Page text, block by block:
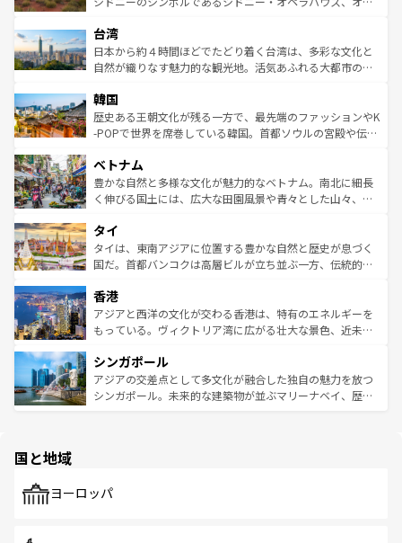
ならではの贅沢な旅のスタイルだ。 なお、新着のアメリカ
情報はコンテンツ一覧を参照してほしい。
れるおもてなしの心で訪れる人々を迎えてくれるハワイの
人々、おいしいローカルフードやハワイアンミュージッ
ク、伝統的なフラダンスなど、すべてがハワイの魅力を彩
ワイを、存分に味わってほしい。 なお、新着のハワイ情報
はコンテンツ一覧を参照してほしい。
リアリーフや大陸中央部にそびえるウルル（エアーズロッ
ク）、タスマニアの美しい原生林やケアンズの熱帯雨林な
ど、見どころがたくさん。また、カフェやワイン、オージ
いる。アクティビティも充実しており、サーフィンやダイ
ビング、ハイキングなど、アウトドア好きにはたまらな
い。オーストラリアの多彩な魅力を存分に味わいつくそ
参照してほしい。
台湾
日本から約４時間ほどでたどり着く台湾は、多彩な文化と
自然が織りなす魅力的な観光地。活気あふれる大都市の台
ン）、静ひつな山岳地帯である台湾東部など、都市の喧騒
と山間の静けさが共存しており、訪れる人に新しい発見と
驚きをもたらしてくれる。また、奥深い台湾の食文化も魅
容にもいいと評判のスイーツなど、バラエティ豊かな料理
が味わえる。 なお、新着の台湾情報は コンテンツ一覧を参
照してほしい。
韓国
歴史ある王朝文化が残る一方で、最先端のファッションやK
-POPで世界を席巻している韓国。首都ソウルの宮殿や伝統
き、地方に足を延ばせば四季折々の自然美を楽しむことが
できる。そして、キムチや焼肉、絶品のストリートフード
まで、さまざまな韓国料理が待っている。夜には、韓国な
リティに包まれながら、韓国の多彩な魅力を心ゆくまで味
わってみてほしい。 なお、新着の韓国情報はコンテンツ一
覧を参照してほしい。
ベトナム
豊かな自然と多様な文化が魅力的なベトナム。南北に細長
く伸びる国土には、広大な田園風景や青々とした山々、世
急速な発展と共に伝統が息づく。ハノイの古い町並みやホ
ーチミン市のフランス統治時代の建物も、独特の雰囲気を
醸し出している。また、バラエティの豊かさとおいしさで
とつ。フォーやバインミー、ベトナムコーヒーなどは、ぜ
ひ現地で味わいたい。どの地域を訪れてもあたたかい人々
が旅行者を迎えてくれるので、きっと忘れられない旅にな
参照してほしい。
タイ
タイは、東南アジアに位置する豊かな自然と歴史が息づく
国だ。首都バンコクは高層ビルが立ち並ぶ一方、伝統的な
の活気が交差している。北部ではチェンマイなどの山岳地
帯で自然と触れ合い、南部ではプーケットやクラビの美し
いビーチでリゾート気分を楽しむことができる。タイ料理
激する。気候は一年中温暖で、どの季節にも異なる楽しみ
が待っている。親しみやすいタイの人々、仏教を中心とし
た文化、そして多様な観光資源が、訪れる旅人を魅了し続
香港
アジアと西洋の文化が交わる香港は、特有のエネルギーを
もっている。ヴィクトリア湾に広がる壮大な景色、近未来
み、どこを訪れても感動するはず。観光スポットが密集し
ており、効率よく見どころを回れるのも魅力。息をのむよ
うな絶景から文化的な体験まで、香港を存分に楽しみ尽く
シンガポール
アジアの交差点として多文化が融合した独自の魅力を放つ
シンガポール。未来的な建築物が並ぶマリーナベイ、歴史
で、ホーカーズは地元の風情を楽しめる外せないスポット
国と地域
ヨーロッパ